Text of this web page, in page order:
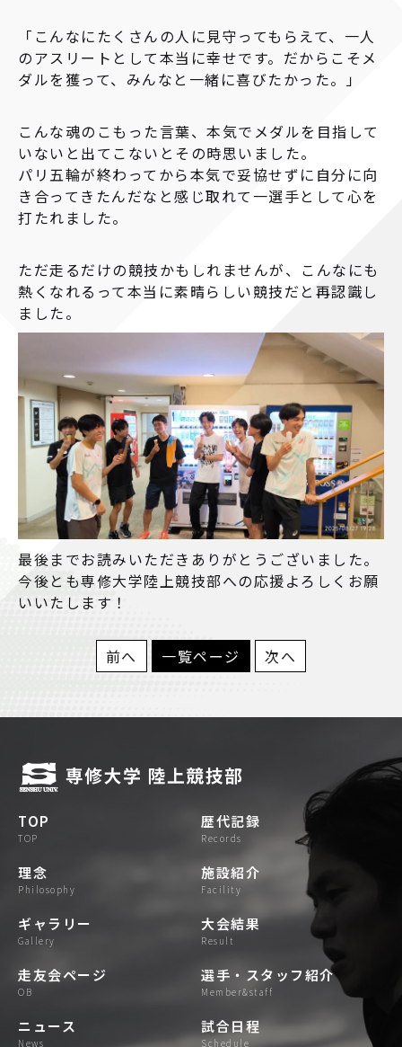
「こんなにたくさんの人に見守ってもらえて、一人
のアスリートとして本当に幸せです。だからこそメ
ダルを獲って、みんなと一緒に喜びたかった。」
こんな魂のこもった言葉、本気でメダルを目指して
いないと出てこないとその時思いました。
パリ五輪が終わってから本気で妥協せずに自分に向
き合ってきたんだなと感じ取れて一選手として心を
打たれました。
ただ走るだけの競技かもしれませんが、こんなにも
熱くなれるって本当に素晴らしい競技だと再認識し
ました。
最後までお読みいただきありがとうございました。
今後とも専修大学陸上競技部への応援よろしくお願
いいたします！
前へ 一覧ページ 次へ
TOP
TOP
歴代記録
records
理念
philosophy
施設紹介
facility
ギャラリー
gallery
大会結果
result
走友会ページ
OB
選手・スタッフ紹介
Member&staff
ニュース
news
試合日程
schedule